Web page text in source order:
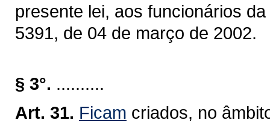
presente lei, aos funcionários
5391, de 04 de março de 2002.
§ 3°. ..........
Art. 31. Ficam criados, no